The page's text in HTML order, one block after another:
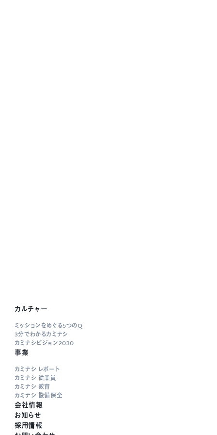
カルチャー
ミッションをめぐる5つのQ
3分でわかるカミナシ
カミナシビジョン2030
事業
カミナシ レポート
カミナシ 従業員
カミナシ 教育
カミナシ 設備保全
会社情報
お知らせ
採用情報